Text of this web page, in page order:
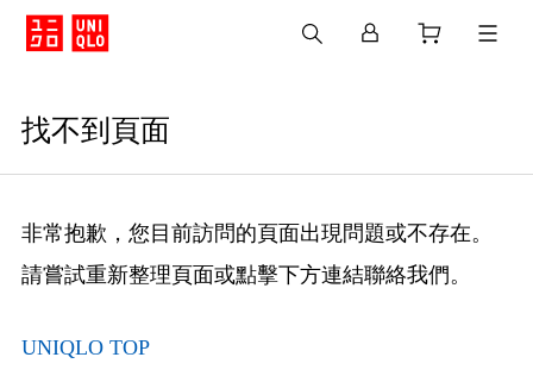
找不到頁面
非常抱歉，您目前訪問的頁面出現問題或不存在。
請嘗試重新整理頁面或點擊下方連結聯絡我們。
UNIQLO TOP